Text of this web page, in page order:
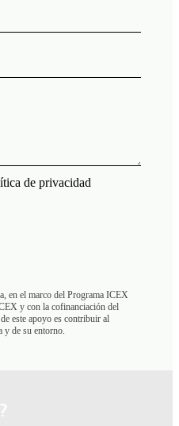
de privacidad
en el marco del Programa ICEX
y con la cofinanciación del
este apoyo es contribuir al
y de su entorno.